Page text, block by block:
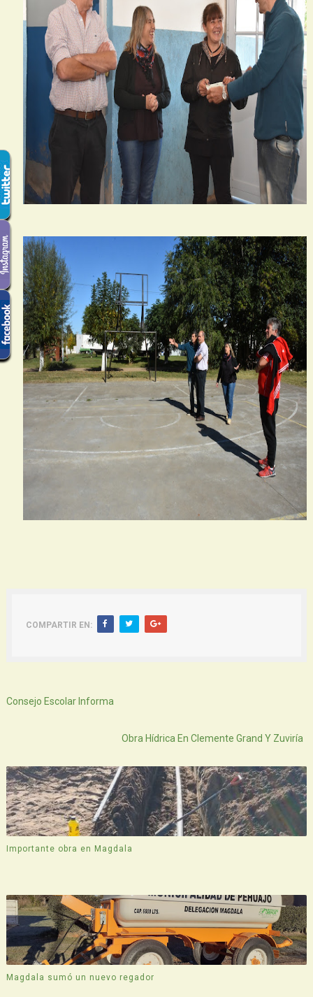
COMPARTIR EN:
Consejo Escolar Informa
Obra Hídrica En Clemente Grand Y Zuviría
Importante obra en Magdala
Magdala sumó un nuevo regador